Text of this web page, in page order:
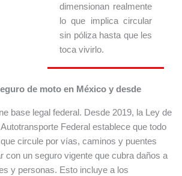
dimensionan realmente
lo que implica circular
sin póliza hasta que les
toca vivirlo.
de moto en México y desde
base legal federal. Desde 2019, la Ley de
Federal establece que todo
circule por vías, caminos y puentes
con un seguro vigente que cubra daños a
y personas. Esto incluye a los